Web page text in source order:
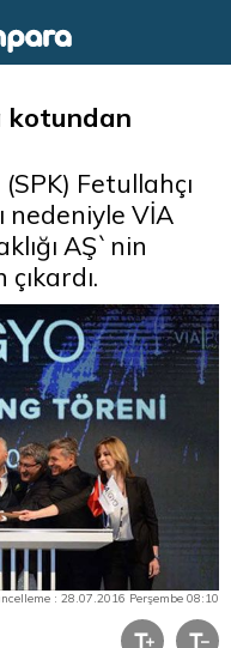
kotundan
Fetullahçı
nedeniyle VİA
AŞ`nin
: 28.07.2016 Perşembe 08:10